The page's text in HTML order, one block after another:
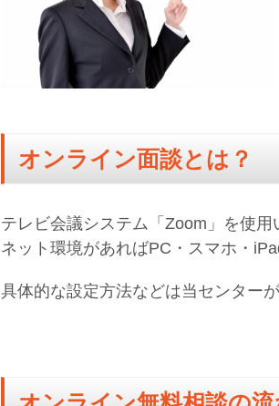
オンライン面談とは？
テレビ会議システム「Zoom」を使用
ネット環境があればPC・スマホ・
具体的な設定方法などは当センター